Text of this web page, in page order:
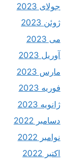
جولای 2023
ژوئن 2023
می 2023
آوریل 2023
مارس 2023
فوریه 2023
ژانویه 2023
دسامبر 2022
نوامبر 2022
اکتبر 2022